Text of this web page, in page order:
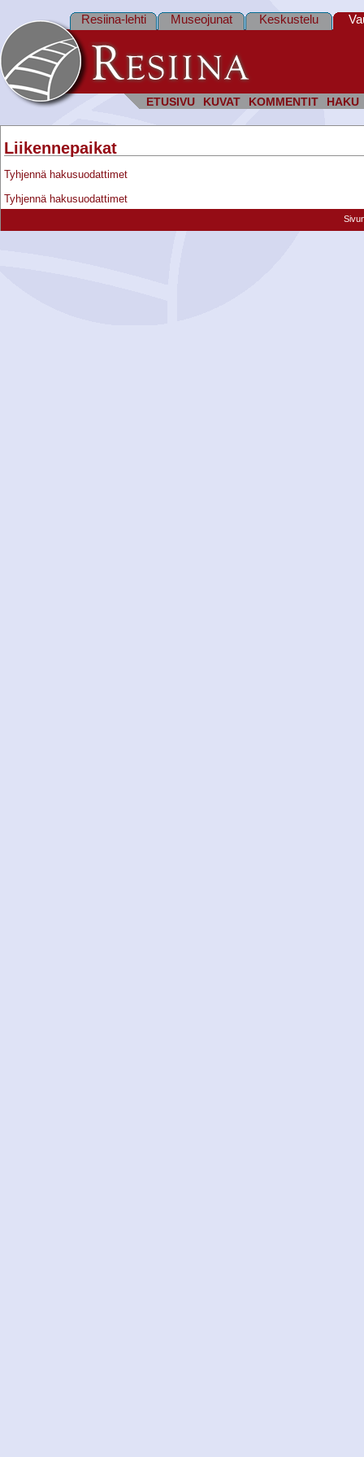
ETUSIVU KUVAT KOMMENTIT HAKU
Resiina-lehti Museojunat Keskustelu
Liikennepaikat
Tyhjennä hakusuodattimet
Tyhjennä hakusuodattimet